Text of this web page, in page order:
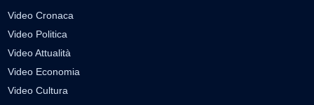
Video Cronaca
Video Politica
Video Attualità
Video Economia
Video Cultura